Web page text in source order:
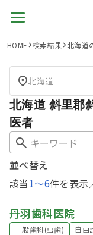
HOME 検索結果 北海道
北海道
北海道 斜里郡
医者
該当1〜6件を表示
並べ替え
丹羽歯科医院
一般歯科(虫歯) 自由